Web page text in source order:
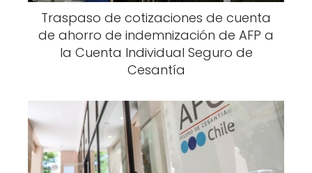
Traspaso de cotizaciones de cuenta
de ahorro de indemnización de AFP a
la Cuenta Individual Seguro de
Cesantía